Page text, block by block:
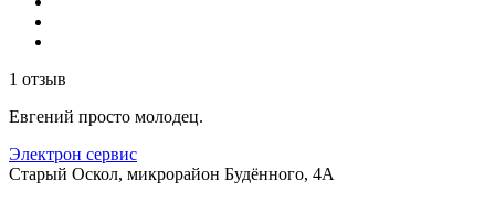
1 отзыв
Евгений просто молодец.
Электрон сервис
Старый Оскол, микрорайон Будённого, 4А